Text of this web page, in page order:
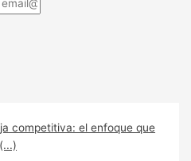
competitiva: el enfoque que